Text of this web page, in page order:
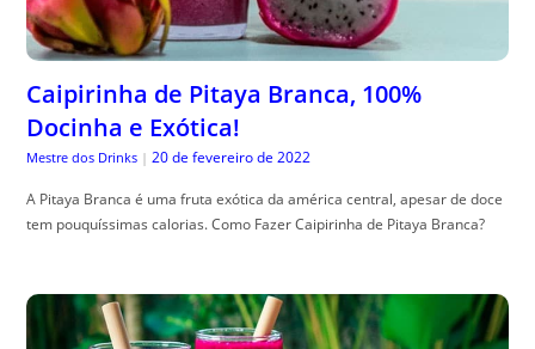
Caipirinha de Pitaya Branca, 100%
Docinha e Exótica!
Mestre dos Drinks | 20 de fevereiro de 2022
A Pitaya Branca é uma fruta exótica da américa central, apesar de doce
tem pouquíssimas calorias. Como Fazer Caipirinha de Pitaya Branca?